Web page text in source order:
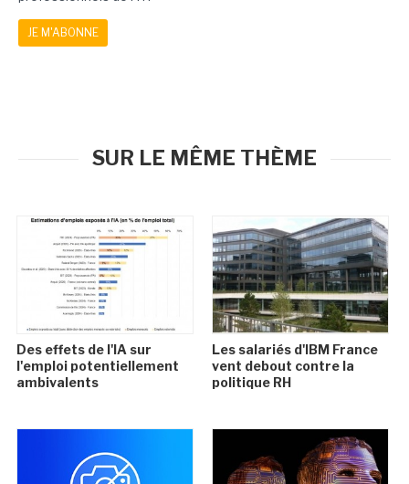
JE M'ABONNE
SUR LE MÊME THÈME
Des effets de l'IA sur
l'emploi potentiellement
ambivalents
Les salariés d'IBM France
vent debout contre la
politique RH